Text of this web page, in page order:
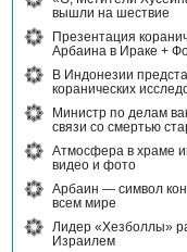
вышли на шествие
Презентация
Арбаина в Ираке +
В Индонезии
коранических
Министр по делам
связи со смертью
Атмосфера в храме
видео и фото
Арбаин — символ
всем мире
Лидер «Хезболлы»
Израилем